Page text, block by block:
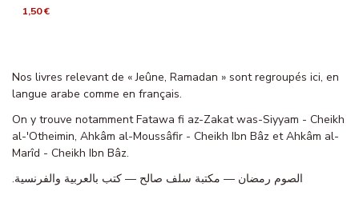
1,50 €
Nos livres relevant de « Jeûne, Ramadan » sont regroupés ici, en
langue arabe comme en français.
On y trouve notamment Fatawa fi az-Zakat was-Siyyam - Cheikh
al-'Otheimin, Ahkâm al-Moussâfir - Cheikh Ibn Bâz et Ahkâm al-
Marîd - Cheikh Ibn Bâz.
الصوم رمضان — مكتبة سلف صالح — كتب بالعربية والفرنسية.